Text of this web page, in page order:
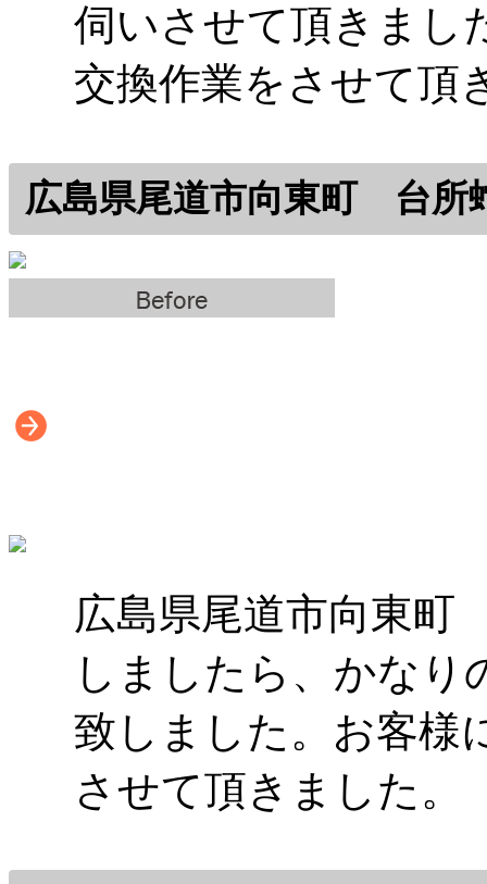
伺いさせて頂きまし
交換作業をさせて頂
広島県尾道市向東町 台
広島県尾道市向東
しましたら、かなり
致しました。お客様
させて頂きました。